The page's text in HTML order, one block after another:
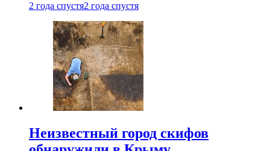
2 года спустя2 года спустя
Неизвестный город скифов